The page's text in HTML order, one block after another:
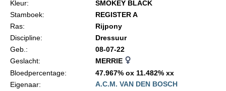
Statuten en reglementen
Algemeen
Paardenpaspoort aanvragen
Kleur:
SMOKEY BLACK
Stamboek:
REGISTER A
Ras:
Rijpony
Discipline:
Dressuur
Geb.:
08-07-22
Geslacht:
MERRIE
Bloedpercentage:
47.967% ox 11.482% xx
Eigenaar:
A.C.M. VAN DEN BOSCH